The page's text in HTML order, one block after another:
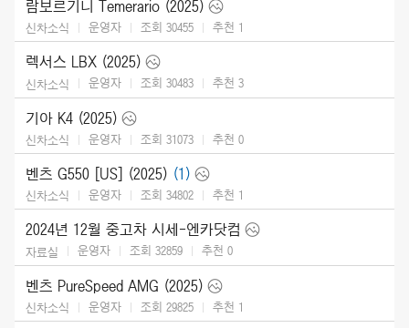
람보르기니 Temerario (2025)
신차소식 운영자 조회 30455 추천 1
렉서스 LBX (2025)
신차소식 운영자 조회 30483 추천 3
기아 K4 (2025)
신차소식 운영자 조회 31073 추천 0
벤츠 G550 [US] (2025) (1)
신차소식 운영자 조회 34802 추천 1
2024년 12월 중고차 시세-엔카닷컴
자료실 운영자 조회 32859 추천 0
벤츠 PureSpeed AMG (2025)
신차소식 운영자 조회 29825 추천 1